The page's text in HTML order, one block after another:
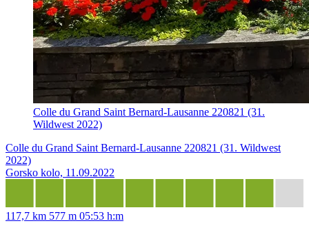
Colle du Grand Saint Bernard-Lausanne 220821 (31.
Wildwest 2022)
Colle du Grand Saint Bernard-Lausanne 220821 (31. Wildwest
2022)
Gorsko kolo, 11.09.2022
117,7 km 577 m 05:53 h:m